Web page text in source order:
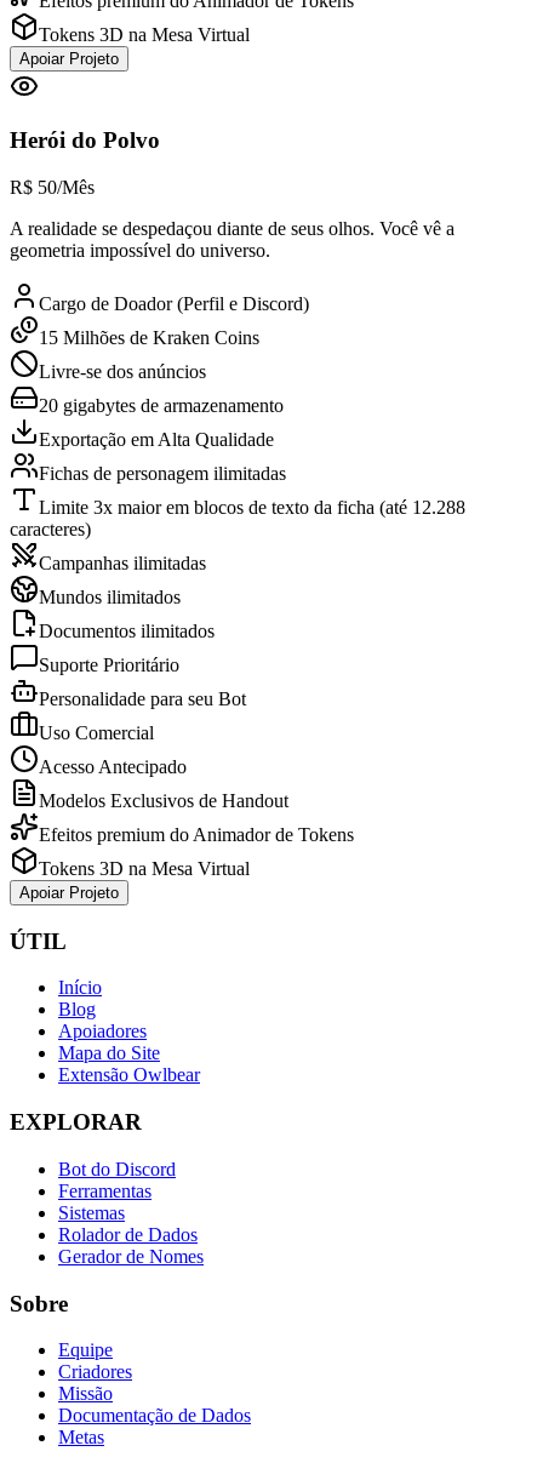
Tokens 3D na Mesa Virtual
Apoiar Projeto
Herói do Polvo
R$ 50/Mês
A realidade se despedaçou diante de seus olhos. Você vê a
geometria impossível do universo.
Cargo de Doador (Perfil e Discord)
15 Milhões de Kraken Coins
Livre-se dos anúncios
20 gigabytes de armazenamento
Exportação em Alta Qualidade
Fichas de personagem ilimitadas
Limite 3x maior em blocos de texto da ficha (até 12.288
caracteres)
Campanhas ilimitadas
Mundos ilimitados
Documentos ilimitados
Suporte Prioritário
Personalidade para seu Bot
Uso Comercial
Acesso Antecipado
Modelos Exclusivos de Handout
Efeitos premium do Animador de Tokens
Tokens 3D na Mesa Virtual
Apoiar Projeto
ÚTIL
Início
Blog
Apoiadores
Mapa do Site
Extensão Owlbear
EXPLORAR
Bot do Discord
Ferramentas
Sistemas
Rolador de Dados
Gerador de Nomes
Sobre
Equipe
Criadores
Missão
Documentação de Dados
Metas